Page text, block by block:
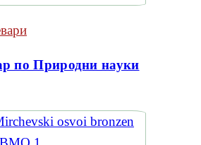
по Природни науки